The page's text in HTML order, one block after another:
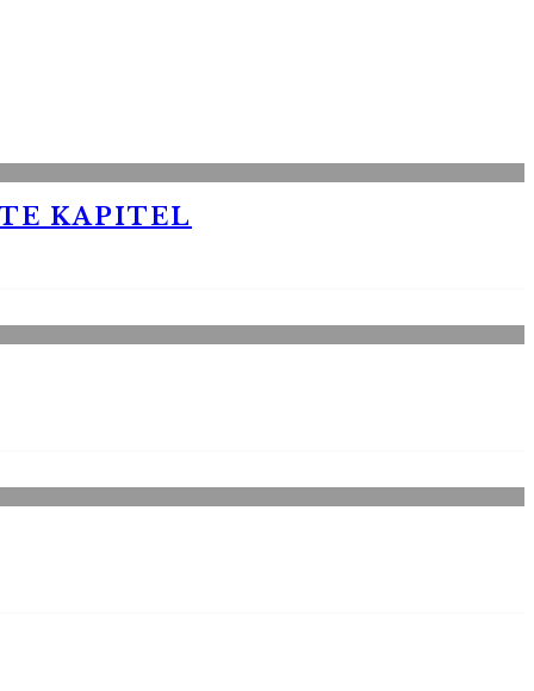
KAPITEL